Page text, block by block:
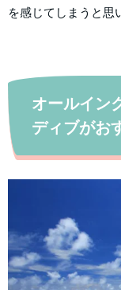
を感じてしまうと思
オールイン
ディブがお